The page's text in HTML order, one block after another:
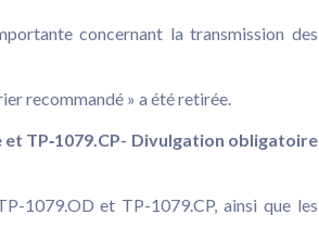
concernant la transmission des
recommandé » a été retirée.
TP‑1079.CP- Divulgation obligatoire
1079.OD et TP-1079.CP, ainsi que les